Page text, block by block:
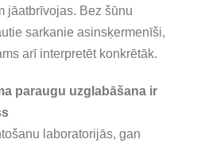
jāatbrīvojas. Bez šūnu
sarkanie asinsķermenīši,
arī interpretēt konkrētāk.
paraugu uzglabāšana ir
laboratorijās, gan